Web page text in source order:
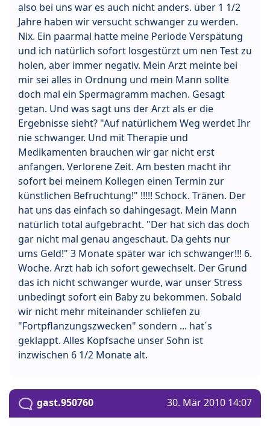
also bei uns war es auch nicht anders. über 1 1/2
Jahre haben wir versucht schwanger zu werden.
Nix. Ein paarmal hatte meine Periode Verspätung
und ich natürlich sofort losgestürzt um nen Test zu
holen, aber immer negativ. Mein Arzt meinte bei
mir sei alles in Ordnung und mein Mann sollte
doch mal ein Spermagramm machen. Gesagt
getan. Und was sagt uns der Arzt als er die
Ergebnisse sieht? "Auf natürlichem Weg werdet Ihr
nie schwanger. Und mit Therapie und
Medikamenten brauchen wir gar nicht erst
anfangen. Verlorene Zeit. Am besten macht ihr
sofort bei meinem Kollegen einen Termin zur
künstlichen Befruchtung!" !!!!! Schock. Tränen. Der
hat uns das einfach so dahingesagt. Mein Mann
natürlich total aufgebracht. "Der hat sich das doch
gar nicht mal genau angeschaut. Da gehts nur
ums Geld!" 3 Monate später war ich schwanger!!! 6.
Woche. Arzt hab ich sofort gewechselt. Der Grund
das ich nicht schwanger wurde, war unser Stress
unbedingt sofort ein Baby zu bekommen. Sobald
wir nicht mehr miteinander schliefen zu
"Fortpflanzungszwecken" sondern ... hat´s
geklappt. Alles Kopfsache unser Sohn ist
inzwischen 6 1/2 Monate alt.
gast.950760 30. Mär 2010 14:07